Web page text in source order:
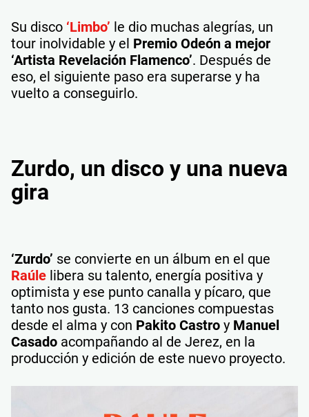
Su disco ‘Limbo’ le dio muchas alegrías, un
tour inolvidable y el Premio Odeón a mejor
‘Artista Revelación Flamenco’. Después de
eso, el siguiente paso era superarse y ha
vuelto a conseguirlo.
Zurdo, un disco y una nueva
gira
‘Zurdo’ se convierte en un álbum en el que
Raúle libera su talento, energía positiva y
optimista y ese punto canalla y pícaro, que
tanto nos gusta. 13 canciones compuestas
desde el alma y con Pakito Castro y Manuel
Casado acompañando al de Jerez, en la
producción y edición de este nuevo proyecto.